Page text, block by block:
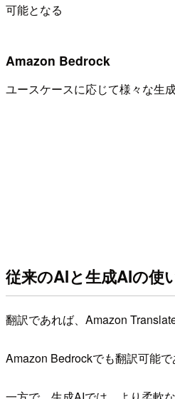
可能となる
Amazon Bedrock
ユースケースに応じて様々な生
従来のAIと生成AIの使
翻訳であれば、Amazon
Amazon Bedrockでも翻訳可能で